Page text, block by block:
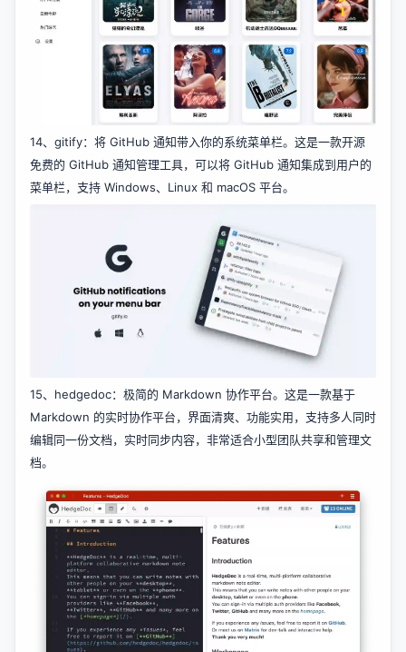
14、 gitify：将 GitHub 通知带入你的系统菜单栏。这是一款开源
免费的 GitHub 通知管理工具，可以将 GitHub 通知集成到用户的
菜单栏，支持 Windows、Linux 和 macOS 平台。
15、 hedgedoc：极简的 Markdown 协作平台。这是一款基于
Markdown 的实时协作平台，界面清爽、功能实用，支持多人同时
编辑同一份文档，实时同步内容，非常适合小型团队共享和管理文
档。